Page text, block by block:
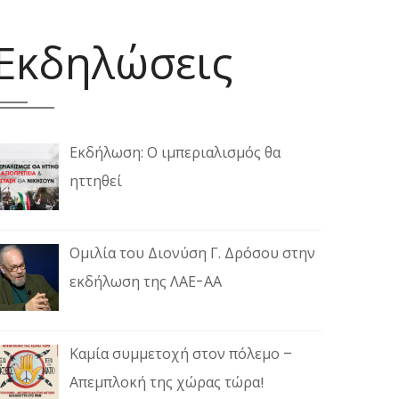
Εκδήλωση: Ο ιμπεριαλισμός θα
ηττηθεί
Ομιλία του Διονύση Γ. Δρόσου στην
εκδήλωση της ΛΑΕ-ΑΑ
Καμία συμμετοχή στον πόλεμο –
Απεμπλοκή της χώρας τώρα!